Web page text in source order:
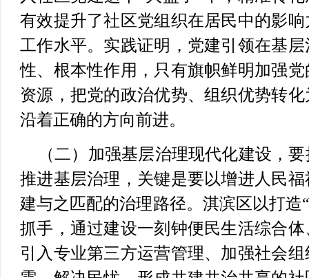
有效提升了社区党组织在居民中的影
工作水平。实践证明，党建引领在基
性、根本性作用，只有旗帜鲜明加强
资源，把党的政治优势、组织优势转
沿着正确的方向前进。
（二）加强基层治理现代化建设，
推进基层治理，关键是要以增进人民
建与之匹配的治理路径。淇滨区以打造
抓手，通过建设一刻钟便民生活综合
引入专业第三方运营管理、加强社会